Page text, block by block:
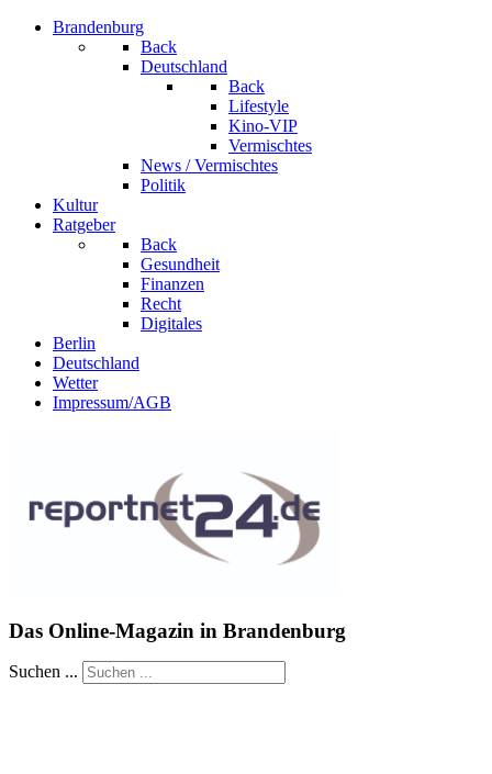
Brandenburg
Back
Deutschland
Back
Lifestyle
Kino-VIP
Vermischtes
News / Vermischtes
Politik
Kultur
Ratgeber
Back
Gesundheit
Finanzen
Recht
Digitales
Berlin
Deutschland
Wetter
Impressum/AGB
Das Online-Magazin in Brandenburg
Suchen ...